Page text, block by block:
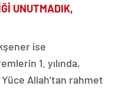
UNUTMADIK,
ise
1. yılında,
Allah’tan rahmet